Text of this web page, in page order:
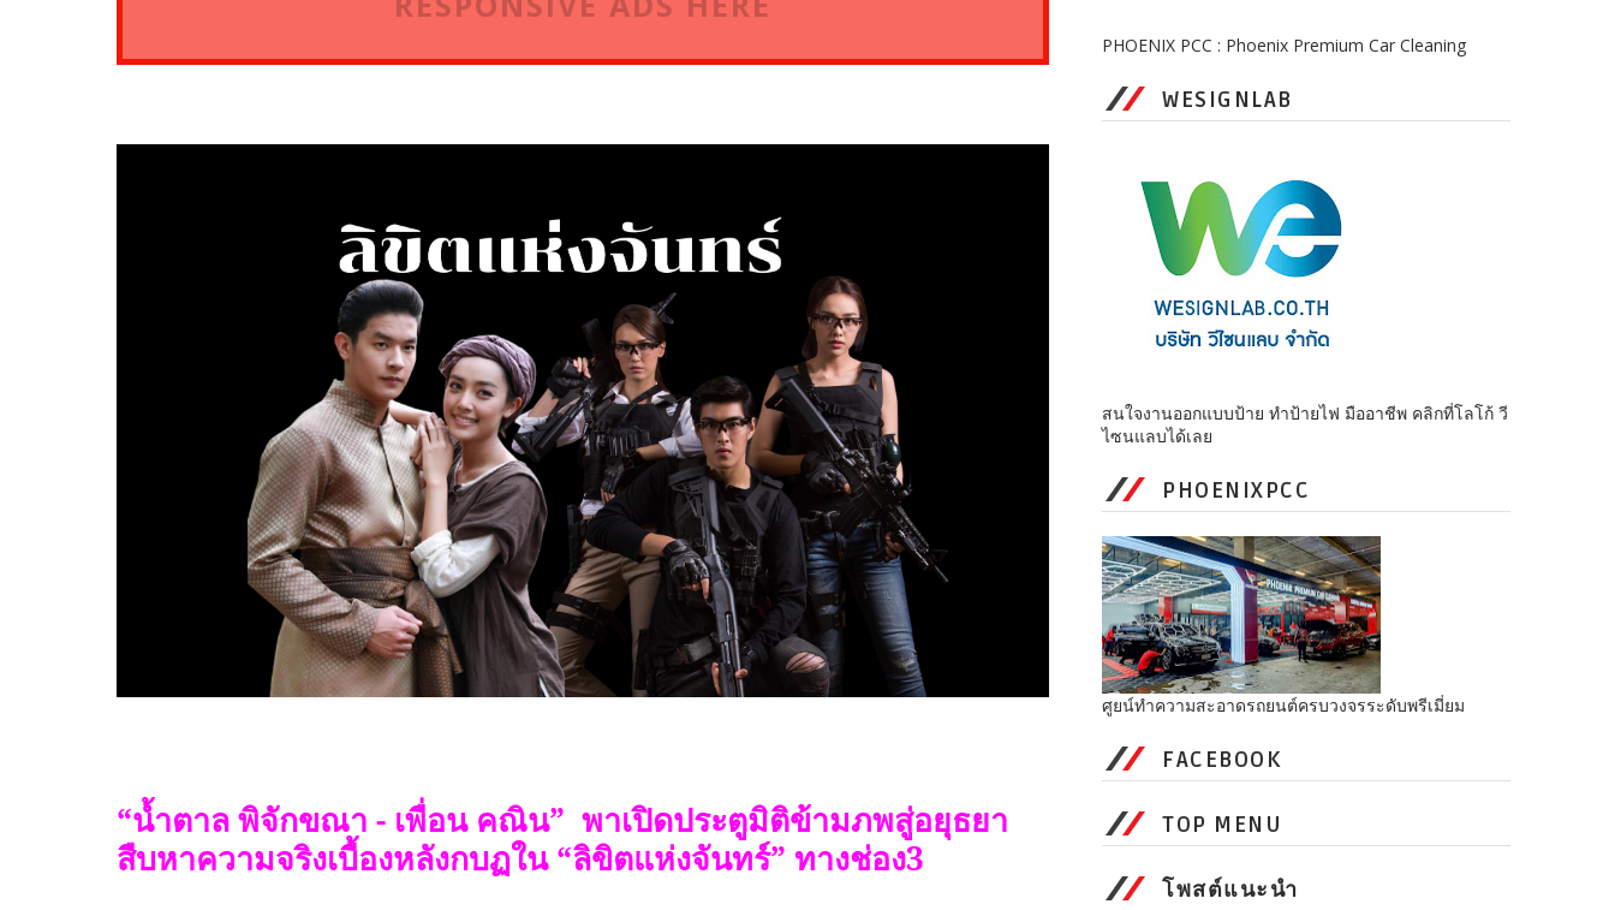
“น้ำตาล พิจักขณา - เพื่อน คณิน” พาเปิดประตูมิติข้ามภพสู่อยุธยา
สืบหาความจริงเบื้องหลังกบฏใน “ลิขิตแห่งจันทร์” ทางช่อง3
PHOENIX PCC : Phoenix Premium Car Cleaning
WESIGNLAB
สนใจงานออกแบบป้าย ทำป้ายไฟ มืออาชีพ คลิกที่โลโก้ วี
ไซนแลบได้เลย
PHOENIXPCC
ศูยน์ทำความสะอาดรถยนต์ครบวงจรระดับพรีเมี่ยม
FACEBOOK
TOP MENU
โพสต์แนะนำ